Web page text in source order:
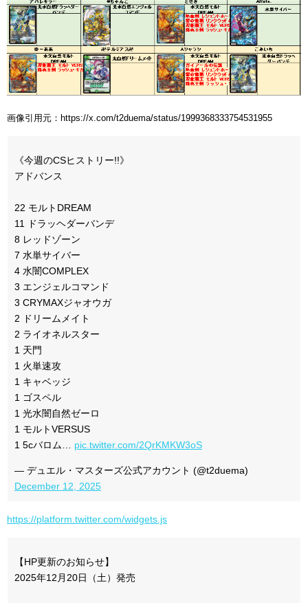
画像引用元：https://x.com/t2duema/status/1999368333754531955
《今週のCSヒストリー!!》
アドバンス
22 モルトDREAM
11 ドラッヘダーバンデ
8 レッドゾーン
7 水単サイバー
4 水闇COMPLEX
3 エンジェルコマンド
3 CRYMAXジャオウガ
2 ドリームメイト
2 ライオネルスター
1 天門
1 火単速攻
1 キャベッジ
1 ゴスペル
1 光水闇自然ゼーロ
1 モルトVERSUS
1 5cバロム… pic.twitter.com/2QrKMKW3oS
— デュエル・マスターズ公式アカウント (@t2duema)
December 12, 2025
https://platform.twitter.com/widgets.js
【HP更新のお知らせ】
2025年12月20日（土）発売